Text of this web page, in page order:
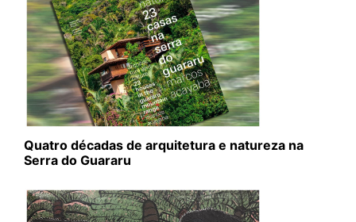
Quatro décadas de arquitetura e natureza na
Serra do Guararu